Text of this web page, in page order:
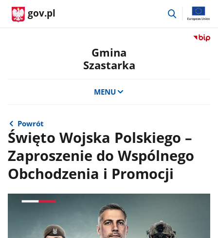
gov.pl
przejdź
Przejdź
Gmina
Szastarka
MENU
Powrót
Święto Wojska Polskiego –
Zaproszenie do Wspólnego
Obchodzenia i Promocji